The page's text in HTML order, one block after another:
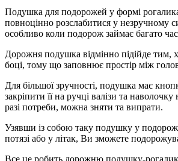
Подушка для подорожей у формі
повноцінно розслабитися у незручному
особливо коли подорож займає багато
Дорожня подушка відмінно підійде тим,
боці, тому що заповнює простір між
Для більшої зручності, подушка має
закріпити її на ручці валізи та наволочку
разі потреби, можна зняти та випрати.
Узявши із собою таку подушку у подорож
потязі або у літак, Ви зможете